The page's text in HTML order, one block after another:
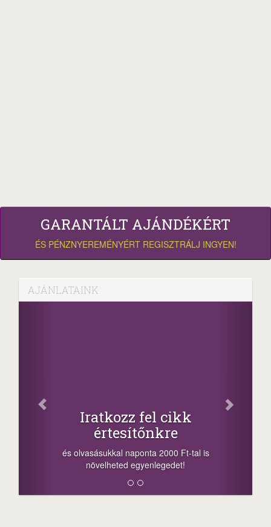
GARANTÁLT AJÁNDÉKÉRT
ÉS PÉNZNYEREMÉNYÉRT REGISZTRÁLJ INGYEN!
AJÁNLATAINK
+1.000.000 Ft...
-nyeremény növelés jár a szerencsésnek
megosztási lehetőséget. Lájkolj is minket!